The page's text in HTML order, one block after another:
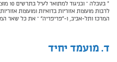
*
לרבות מועצות אזוריות בדואיות ומועצות
המרכז ותל-אביב, ו-"פריפריה" – את כל שאר
ד. מועמד יחיד